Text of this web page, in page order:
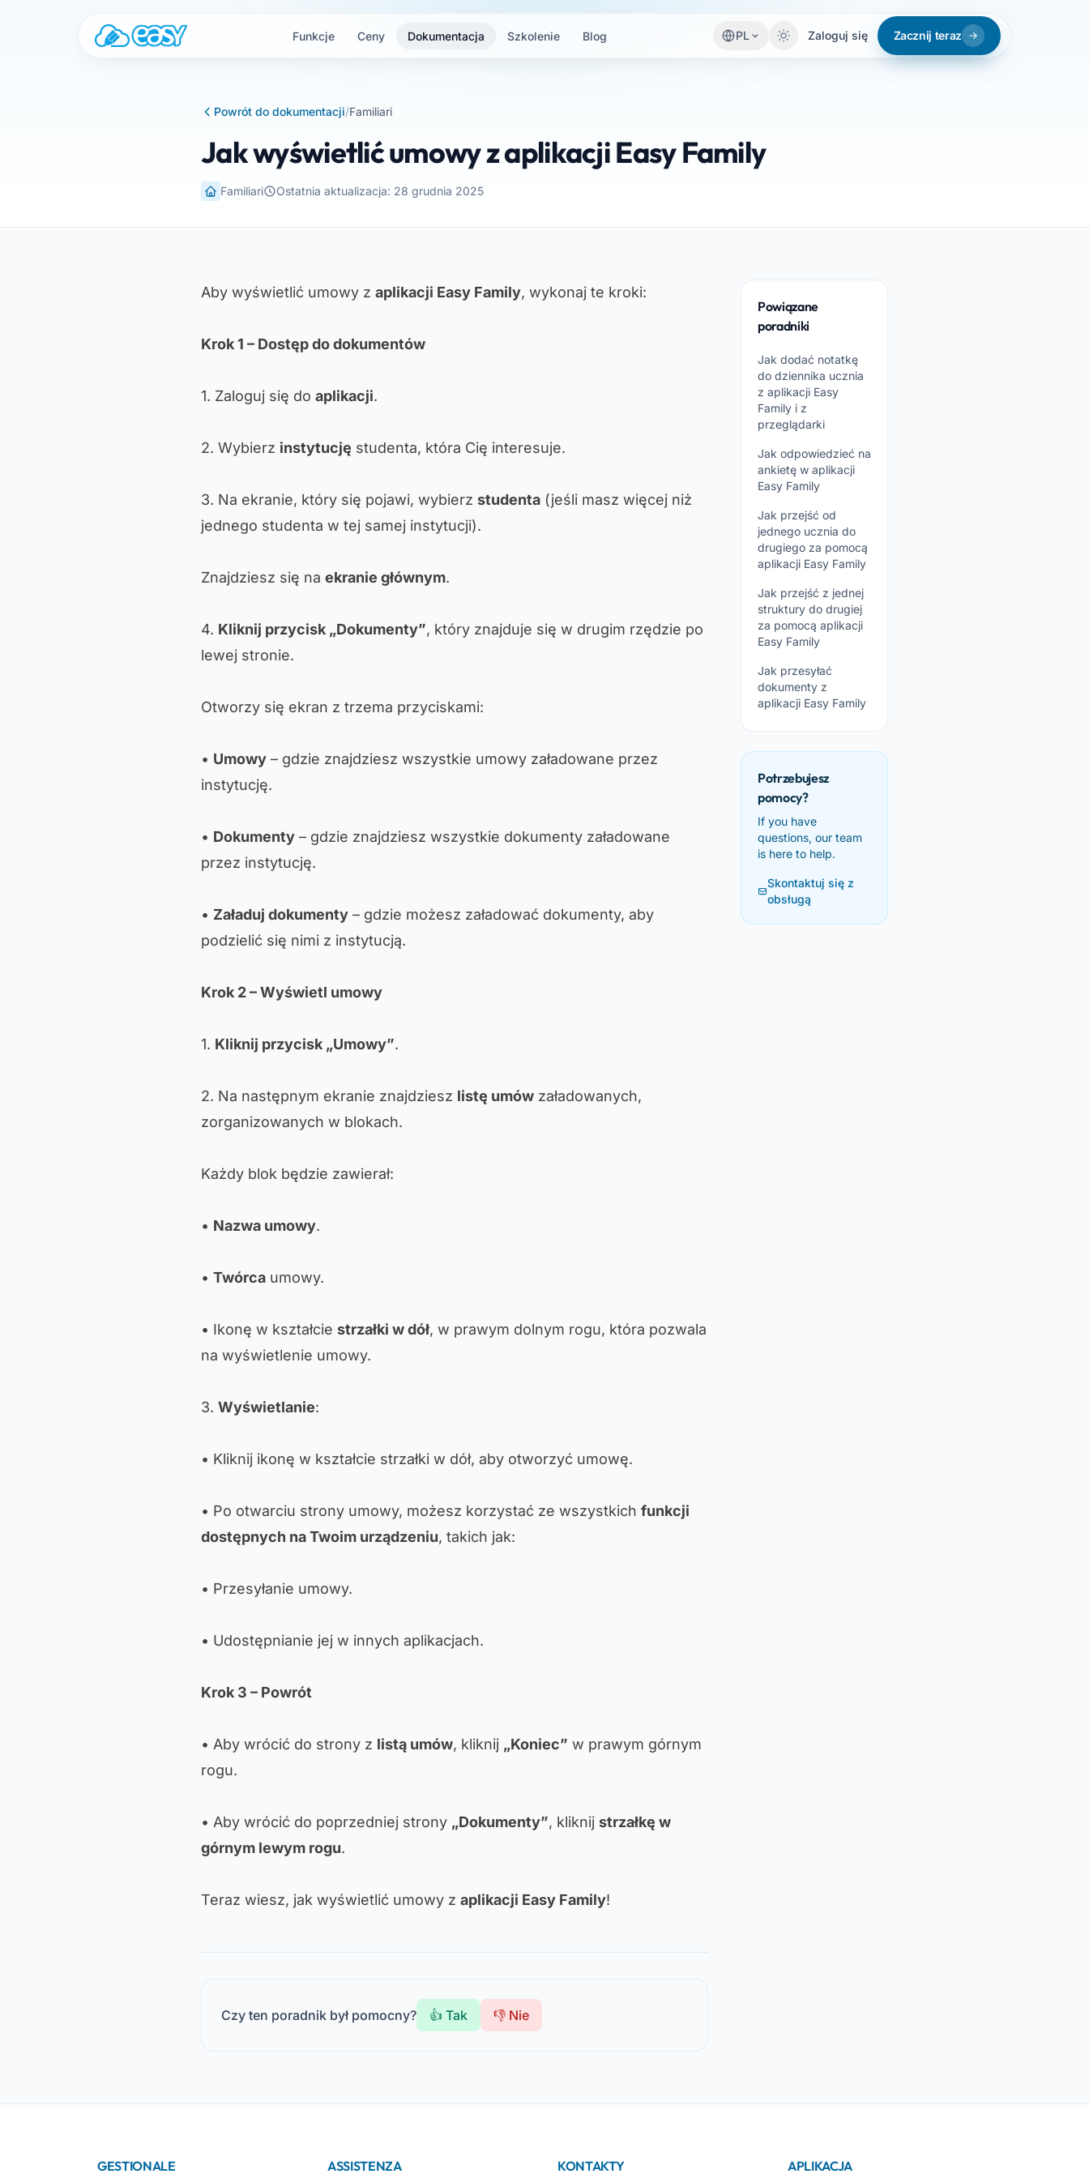
Funkcje Ceny Dokumentacja Szkolenie Blog PL Zaloguj się Zacznij teraz
Powrót do dokumentacji/Familiari
Jak wyświetlić umowy z aplikacji Easy Family
Familiari Ostatnia aktualizacja: 28 grudnia 2025
Aby wyświetlić umowy z aplikacji Easy Family, wykonaj te kroki:
Krok 1 – Dostęp do dokumentów
1. Zaloguj się do aplikacji.
2. Wybierz instytucję studenta, która Cię interesuje.
3. Na ekranie, który się pojawi, wybierz studenta (jeśli masz więcej niż
jednego studenta w tej samej instytucji).
Znajdziesz się na ekranie głównym.
4. Kliknij przycisk „Dokumenty”, który znajduje się w drugim rzędzie po
lewej stronie.
Otworzy się ekran z trzema przyciskami:
• Umowy – gdzie znajdziesz wszystkie umowy załadowane przez
instytucję.
• Dokumenty – gdzie znajdziesz wszystkie dokumenty załadowane
przez instytucję.
• Załaduj dokumenty – gdzie możesz załadować dokumenty, aby
podzielić się nimi z instytucją.
Krok 2 – Wyświetl umowy
1. Kliknij przycisk „Umowy”.
2. Na następnym ekranie znajdziesz listę umów załadowanych,
zorganizowanych w blokach.
Każdy blok będzie zawierał:
• Nazwa umowy.
• Twórca umowy.
• Ikonę w kształcie strzałki w dół, w prawym dolnym rogu, która pozwala
na wyświetlenie umowy.
3. Wyświetlanie:
• Kliknij ikonę w kształcie strzałki w dół, aby otworzyć umowę.
• Po otwarciu strony umowy, możesz korzystać ze wszystkich funkcji
dostępnych na Twoim urządzeniu, takich jak:
• Przesyłanie umowy.
• Udostępnianie jej w innych aplikacjach.
Krok 3 – Powrót
• Aby wrócić do strony z listą umów, kliknij „Koniec” w prawym górnym
rogu.
• Aby wrócić do poprzedniej strony „Dokumenty”, kliknij strzałkę w
górnym lewym rogu.
Teraz wiesz, jak wyświetlić umowy z aplikacji Easy Family!
Czy ten poradnik był pomocny? 👍 Tak 👎 Nie
Powiązane
poradniki
Jak dodać notatkę
do dziennika ucznia
z aplikacji Easy
Family i z
przeglądarki
Jak odpowiedzieć na
ankietę w aplikacji
Easy Family
Jak przejść od
jednego ucznia do
drugiego za pomocą
aplikacji Easy Family
Jak przejść z jednej
struktury do drugiej
za pomocą aplikacji
Easy Family
Jak przesyłać
dokumenty z
aplikacji Easy Family
Potrzebujesz
pomocy?
If you have
questions, our team
is here to help.
Skontaktuj się z
obsługą
GESTIONALE ASSISTENZA KONTAKTY APLIKACJA